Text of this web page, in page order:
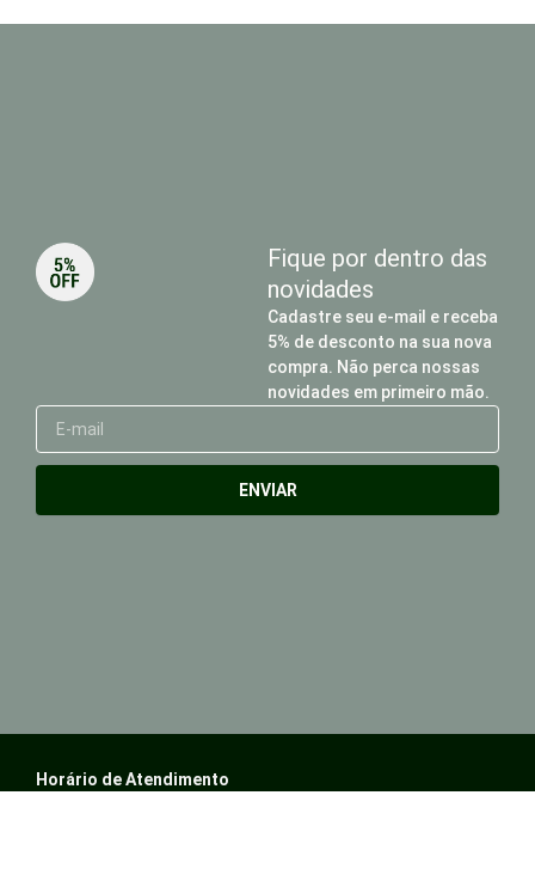
Fique por dentro das
novidades
Cadastre seu e-mail e receba
5% de desconto na sua nova
compra. Não perca nossas
novidades em primeiro mão.
mail
ENVIAR
Horário de Atendimento